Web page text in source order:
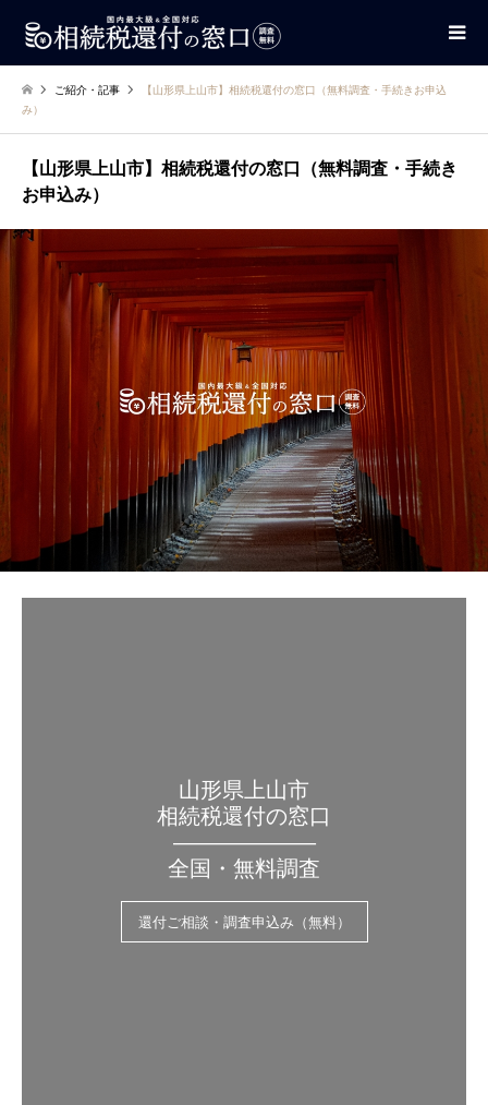
ご紹介・記事
【山形県上山市】相続税還付の窓口（無料調査・手続きお申込
み）
【山形県上山市】相続税還付の窓口（無料調査・手続き
お申込み）
山形県上山市
相続税還付の窓口
——————–
全国・無料調査
還付ご相談・調査申込み（無料）